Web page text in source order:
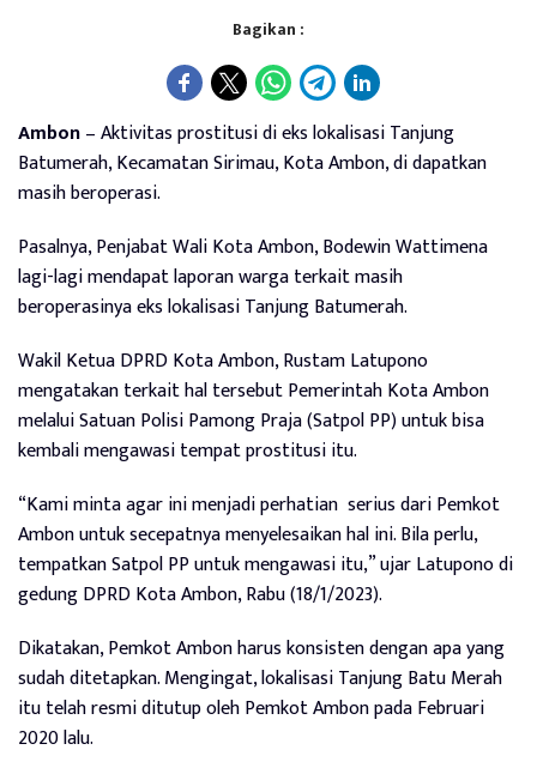
Bagikan :
Ambon– Aktivitas prostitusi di eks lokalisasi Tanjung
Batumerah, Kecamatan Sirimau, Kota Ambon, di dapatkan
masih beroperasi.
Pasalnya, Penjabat Wali Kota Ambon, Bodewin Wattimena
lagi-lagi mendapat laporan warga terkait masih
beroperasinya eks lokalisasi Tanjung Batumerah.
Wakil Ketua DPRD Kota Ambon, Rustam Latupono
mengatakan terkait hal tersebut Pemerintah Kota Ambon
melalui Satuan Polisi Pamong Praja (Satpol PP) untuk bisa
kembali mengawasi tempat prostitusi itu.
“Kami minta agar ini menjadi perhatian serius dari Pemkot
Ambon untuk secepatnya menyelesaikan hal ini. Bila perlu,
tempatkan Satpol PP untuk mengawasi itu,” ujar Latupono di
gedung DPRD Kota Ambon, Rabu (18/1/2023).
Dikatakan, Pemkot Ambon harus konsisten dengan apa yang
sudah ditetapkan. Mengingat, lokalisasi Tanjung Batu Merah
itu telah resmi ditutup oleh Pemkot Ambon pada Februari
2020 lalu.